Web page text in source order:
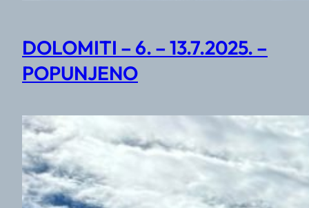
DOLOMITI – 6. – 13.7.2025. –
POPUNJENO